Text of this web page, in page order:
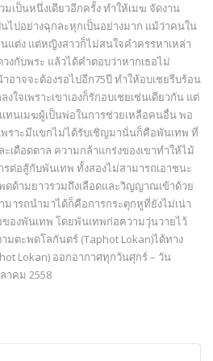
เป็นหนึ่งเดียวอีกครั้ง ทำให้เมฆ จัดงาน
ไปอย่างฉุกละหุกเป็นอย่างมาก แม้ว่าคนใน
แต่ง แต่หญิงสาวก็ไม่สนใจคำครรหาเหล่า
งกับพระ แล้วได้คำตอบว่าหากเธอไม่
อาจจะต้องรอไปอีก75ปี ทำให้อบเชยรีบร้อน
ใจเพราะเขาเองก็รักอบเชยเช่นเดียวกัน แต่
ทนเมฆผู้เป็นพ่อในการช่วยเหลือคนอื่น พอ
พราะมีแขกไม่ได้รับเชิญมานั่นก็คือพันเทพ ที่
เดือดดาล ความกล้าแกร่งของเขาทำให้ไม้
ต่อสู้กับพันเทพ ทั้งสองไม่สามารถเอาชนะ
ดด้ามยาวรวมถึงเลือดและวิญญาณเข้าด้วย
ารถนำมาได้ก็คือการกระตุกหูที่ยังไม่เน่า
ของพันเทพ โดยพันเทพก่อความวุ่นวายไว้
มตะพดโลกันตร์ (Taphot Lokan)ได้ทาง
Lokan) ออกอากาศทุกวันศุกร์ – วัน
าคม 2558